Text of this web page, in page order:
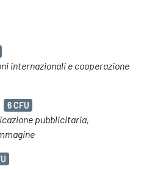
internazionali e cooperazione
6 CFU
pubblicitaria,